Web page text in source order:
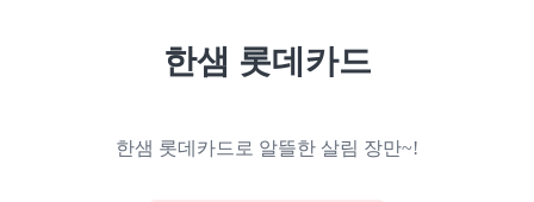
한샘 롯데카드
한샘 롯데카드로 알뜰한 살림 장만~!